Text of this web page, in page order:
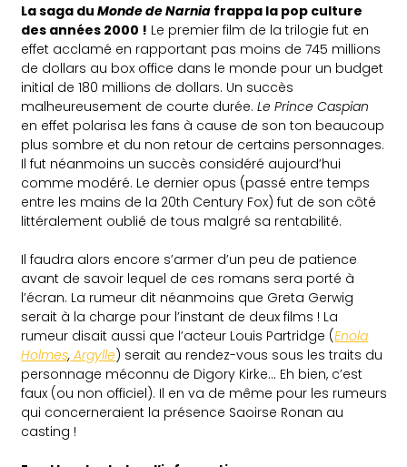
La saga du Monde de Narnia frappa la pop culture
des années 2000 ! Le premier film de la trilogie fut en
effet acclamé en rapportant pas moins de 745 millions
de dollars au box office dans le monde pour un budget
initial de 180 millions de dollars. Un succès
malheureusement de courte durée.Le Prince Caspian
en effet polarisa les fans à cause de son ton beaucoup
plus sombre et du non retour de certains personnages.
Il fut néanmoins un succès considéré aujourd’hui
comme modéré. Le dernier opus (passé entre temps
entre les mains de la 20th Century Fox) fut de son côté
littéralement oublié de tous malgré sa rentabilité.
Il faudra alors encore s’armer d’un peu de patience
avant de savoir lequel de ces romans sera porté à
l’écran. La rumeur dit néanmoins que Greta Gerwig
serait à la charge pour l’instant de deux films ! La
rumeur disait aussi que l’acteur Louis Partridge (Enola
Holmes, Argylle) serait au rendez-vous sous les traits du
personnage méconnu de Digory Kirke… Eh bien, c’est
faux (ou non officiel). Il en va de même pour les rumeurs
qui concerneraient la présence Saoirse Ronan au
casting !